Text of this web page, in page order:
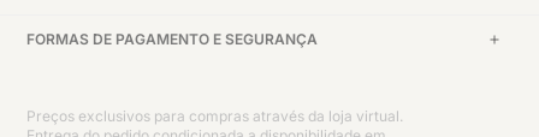
FORMAS DE PAGAMENTO E SEGURANÇA
Preços exclusivos para compras através da loja virtual.